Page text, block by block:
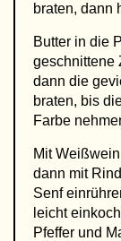
braten, dann
Butter in die
geschnittene
dann die
braten, bis
Farbe
Mit
dann mit
Senf
leicht
Pfeffer und